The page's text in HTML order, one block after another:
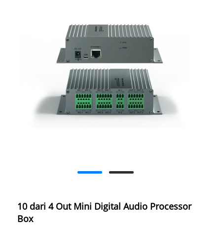
10 dari 4 Out Mini Digital Audio Processor
Box